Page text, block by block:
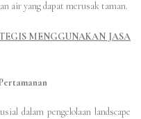
air yang dapat merusak taman.
MENGGUNAKAN JASA
dalam pengelolaan landscape